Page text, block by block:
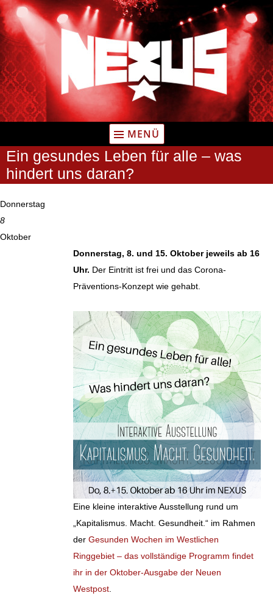
Zum
Inhalt
springen
MENÜ
Ein gesundes Leben für alle – was
hindert uns daran?
Donnerstag
8
Oktober
Donnerstag, 8. und 15. Oktober jeweils ab 16
Uhr. Der Eintritt ist frei und das Corona-
Präventions-Konzept wie gehabt.
Eine kleine interaktive Ausstellung rund um
„Kapitalismus. Macht. Gesundheit.“ im Rahmen
der Gesunden Wochen im Westlichen
Ringgebiet – das vollständige Programm findet
ihr in der Oktober-Ausgabe der Neuen
Westpost